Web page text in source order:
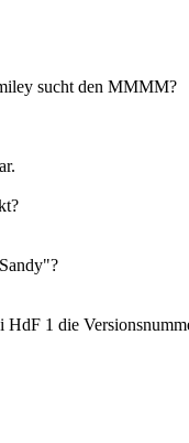
sucht den MMMM?
HdF 1 die